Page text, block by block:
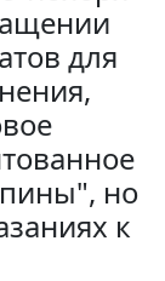
для
но
к